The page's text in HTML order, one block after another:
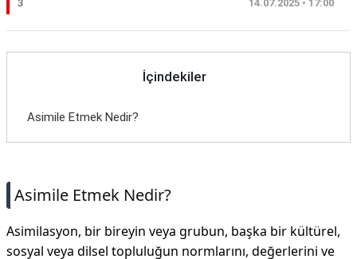
3 14.07.2025 • 17:00
İçindekiler
Asimile Etmek Nedir?
Asimile Etmek Nedir?
Asimilasyon, bir bireyin veya grubun, başka bir kültürel,
sosyal veya dilsel topluluğun normlarını, değerlerini ve